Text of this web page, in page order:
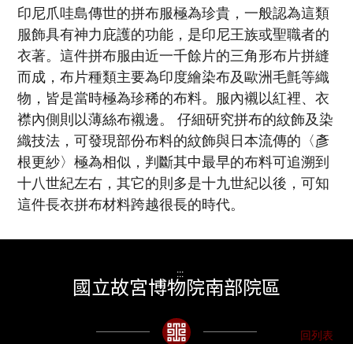
印尼爪哇島傳世的拼布服極為珍貴，一般認為這類
服飾具有神力庇護的功能，是印尼王族或聖職者的
衣著。這件拼布服由近一千餘片的三角形布片拼縫
而成，布片種類主要為印度繪染布及歐洲毛氈等織
物，皆是當時極為珍稀的布料。服內襯以紅裡、衣
襟內側則以薄絲布襯邊。 仔細研究拼布的紋飾及染
織技法，可發現部份布料的紋飾與日本流傳的〈彥
根更紗〉極為相似，判斷其中最早的布料可追溯到
十八世紀左右，其它的則多是十九世紀以後，可知
這件長衣拼布材料跨越很長的時代。
:::
國立故宮博物院南部院區